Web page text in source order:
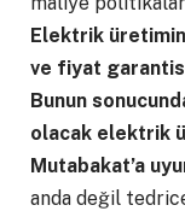
Elektrik
ve fiyat
Bunun
olacak elektrik
Mutabakat’a
anda değil